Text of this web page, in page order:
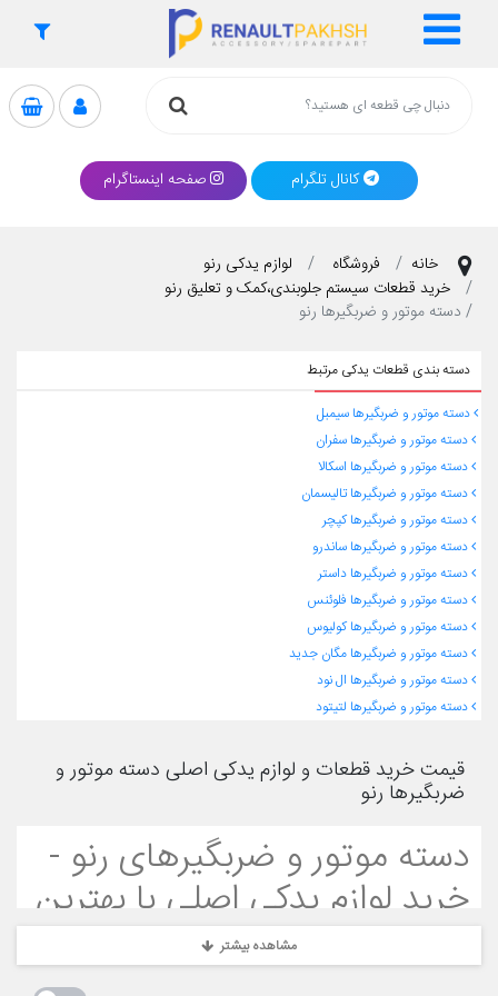
کانال تلگرام صفحه اینستاگرام
خانه فروشگاه
لوازم یدکی رنو
خرید قطعات سیستم جلوبندی،کمک و تعلیق رنو
دسته موتور و ضربگیرها رنو
دسته بندی قطعات یدکی مرتبط
دسته موتور و ضربگیرها سیمبل
دسته موتور و ضربگیرها سفران
دسته موتور و ضربگیرها اسکالا
دسته موتور و ضربگیرها تالیسمان
دسته موتور و ضربگیرها کپچر
دسته موتور و ضربگیرها ساندرو
دسته موتور و ضربگیرها داستر
دسته موتور و ضربگیرها فلوئنس
دسته موتور و ضربگیرها کولیوس
دسته موتور و ضربگیرها مگان جدید
دسته موتور و ضربگیرها ال نود
دسته موتور و ضربگیرها لتیتود
قیمت خرید قطعات و لوازم یدکی اصلی دسته موتور و
ضربگیرها رنو
دسته موتور و ضربگیرهای رنو -
خرید لوازم یدکی اصلی با بهترین
قیمت در رنوپخش
مشاهده بیشتر